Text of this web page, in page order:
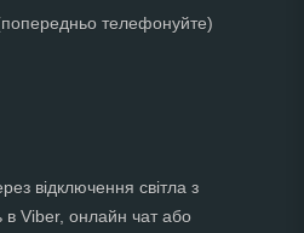
телефонуйте)
відключення світла з
в Viber, онлайн чат або